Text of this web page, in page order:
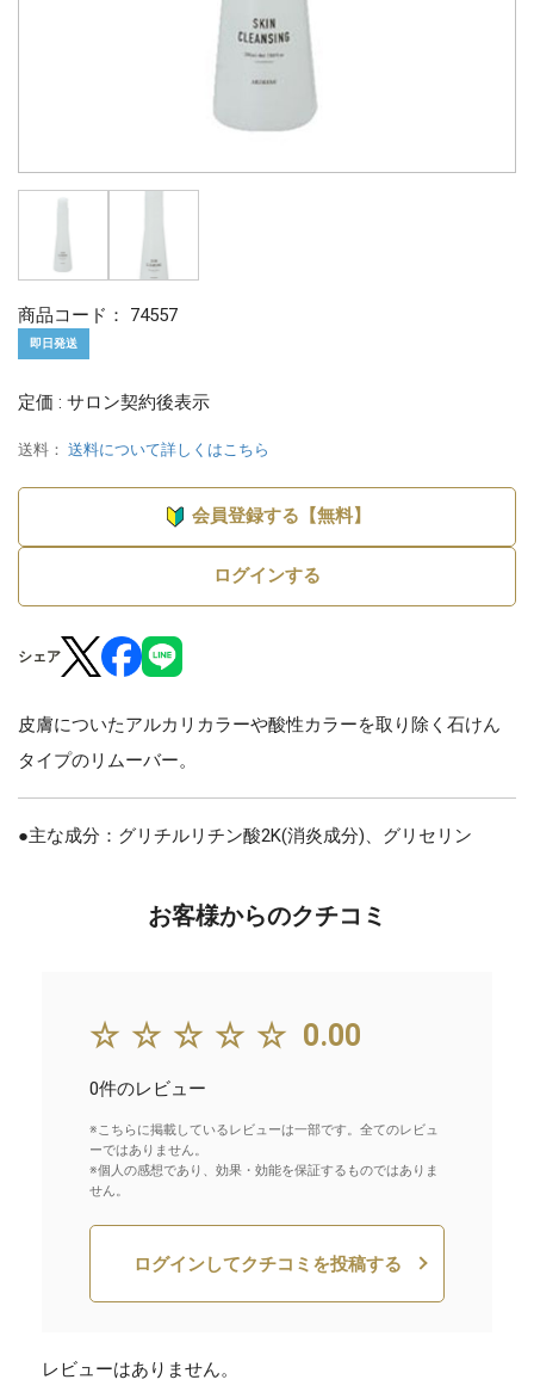
商品コード： 74557
即日発送
定価 : サロン契約後表示
送料： 送料について詳しくはこちら
会員登録する【無料】
ログインする
シェア
皮膚についたアルカリカラーや酸性カラーを取り除く石けん
タイプのリムーバー。
●主な成分：グリチルリチン酸2K(消炎成分)、グリセリン
お客様からのクチコミ
☆☆☆☆☆ 0.00
0件のレビュー
※こちらに掲載しているレビューは一部です。全てのレビュ
ーではありません。
※個人の感想であり、効果・効能を保証するものではありま
せん。
ログインしてクチコミを投稿する
レビューはありません。